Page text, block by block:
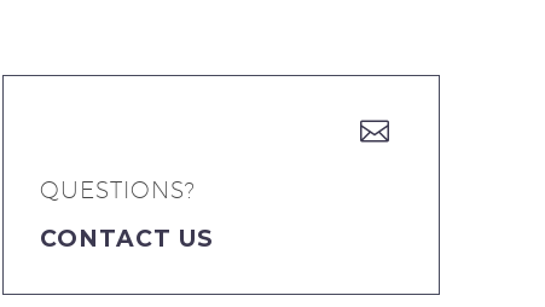


QUESTIONS?
CONTACT US